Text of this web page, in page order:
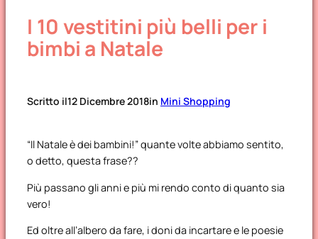
I 10 vestitini più belli per i
bimbi a Natale
Scritto il12 Dicembre 2018in Mini Shopping
“Il Natale è dei bambini!” quante volte abbiamo sentito,
o detto, questa frase??
Più passano gli anni e più mi rendo conto di quanto sia
vero!
Ed oltre all’albero da fare, i doni da incartare e le poesie